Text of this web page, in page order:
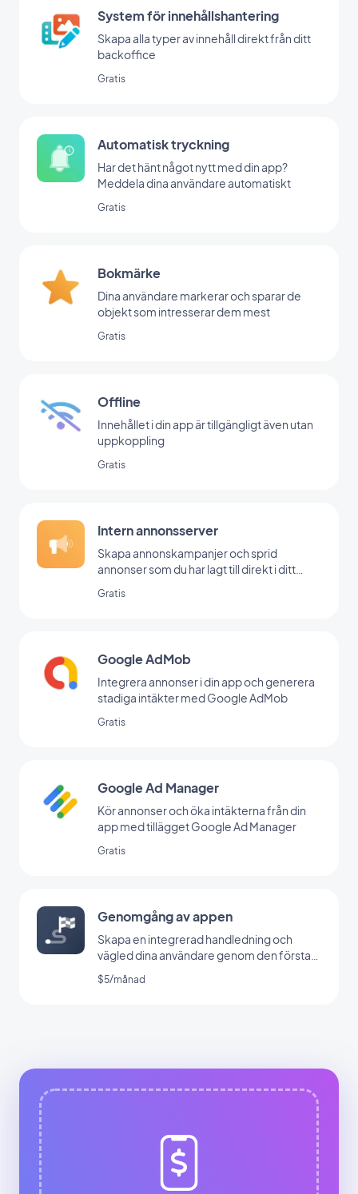
System för innehållshantering
Skapa alla typer av innehåll direkt från ditt
backoffice
Gratis
Automatisk tryckning
Har det hänt något nytt med din app?
Meddela dina användare automatiskt
Gratis
Bokmärke
Dina användare markerar och sparar de
objekt som intresserar dem mest
Gratis
Offline
Innehållet i din app är tillgängligt även utan
uppkoppling
Gratis
Intern annonsserver
Skapa annonskampanjer och sprid
annonser som du har lagt till direkt i ditt
Gratis
Google AdMob
Integrera annonser i din app och generera
stadiga intäkter med Google AdMob
Gratis
Google Ad Manager
Kör annonser och öka intäkterna från din
app med tillägget Google Ad Manager
Gratis
Genomgång av appen
Skapa en integrerad handledning och
vägled dina användare genom den första
lanseringen av din app
$5/månad